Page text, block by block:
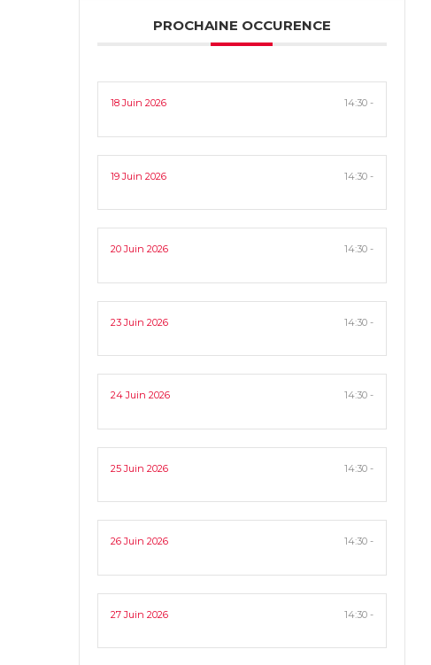
PROCHAINE OCCURENCE
18 Juin 2026 14:30 -
19 Juin 2026 14:30 -
20 Juin 2026 14:30 -
23 Juin 2026 14:30 -
24 Juin 2026 14:30 -
25 Juin 2026 14:30 -
26 Juin 2026 14:30 -
27 Juin 2026 14:30 -